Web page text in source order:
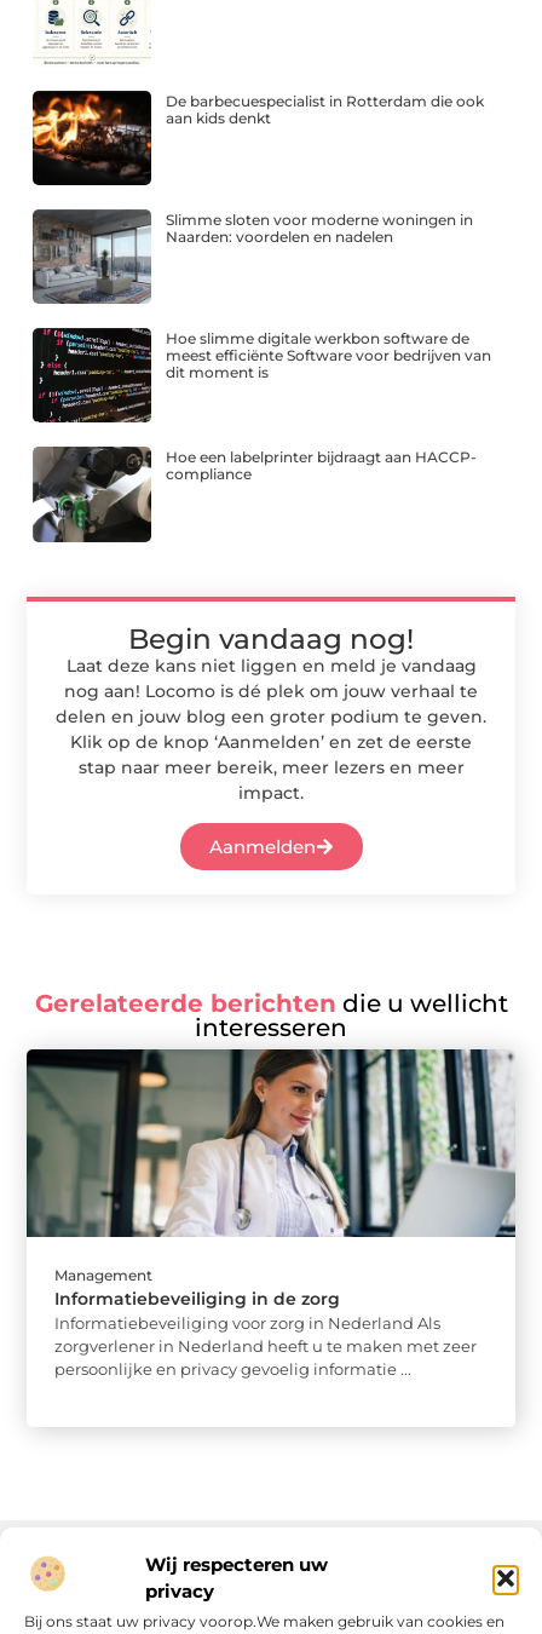
Wij respecteren uw
privacy
Bij ons staat uw privacy voorop.We maken gebruik van cookies en
De barbecuespecialist in Rotterdam die ook
aan kids denkt
Slimme sloten voor moderne woningen in
Naarden: voordelen en nadelen
Hoe slimme digitale werkbon software de
meest efficiënte Software voor bedrijven van
dit moment is
Hoe een labelprinter bijdraagt aan HACCP-
compliance
Begin vandaag nog!
Laat deze kans niet liggen en meld je vandaag
nog aan! Locomo is dé plek om jouw verhaal te
delen en jouw blog een groter podium te geven.
Klik op de knop ‘Aanmelden’ en zet de eerste
stap naar meer bereik, meer lezers en meer
impact.
Aanmelden
Gerelateerde berichten die u wellicht
interesseren
Management
Informatiebeveiliging in de zorg
Informatiebeveiliging voor zorg in Nederland Als
zorgverlener in Nederland heeft u te maken met zeer
persoonlijke en privacy gevoelig informatie ...
Onze informatie